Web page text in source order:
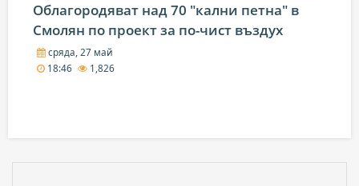
Облагородяват над 70 "кални петна" в
Смолян по проект за по-чист въздух
сряда, 27 май
18:46
1,826